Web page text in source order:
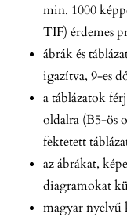
min. 1000
TIF) érdemes
ábrák és
igazítva, 9-es
a táblázatok
oldalra (B5-ös
fektetett
az ábrákat,
diagramokat
magyar nyelvű